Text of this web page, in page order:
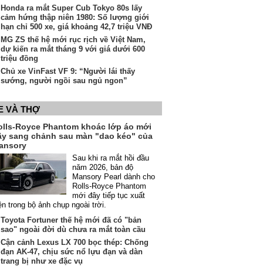
Honda ra mắt Super Cub Tokyo 80s lấy
cảm hứng thập niên 1980: Số lượng giới
hạn chỉ 500 xe, giá khoảng 42,7 triệu VNĐ
MG ZS thế hệ mới rục rịch về Việt Nam,
dự kiến ra mắt tháng 9 với giá dưới 600
triệu đồng
Chủ xe VinFast VF 9: “Người lái thấy
sướng, người ngồi sau ngủ ngon”
VÀ THỢ
Royce Phantom khoác lớp áo mới
sang chảnh sau màn "dao kéo" của
Sau khi ra mắt hồi đầu
năm 2026, bản độ
Mansory Pearl dành cho
Rolls-Royce Phantom
mới đây tiếp tục xuất
trong bộ ảnh chụp ngoài trời.
Toyota Fortuner thế hệ mới đã có "bản
sao" ngoài đời dù chưa ra mắt toàn cầu
Cận cảnh Lexus LX 700 bọc thép: Chống
đạn AK-47, chịu sức nổ lựu đạn và dàn
trang bị như xe đặc vụ